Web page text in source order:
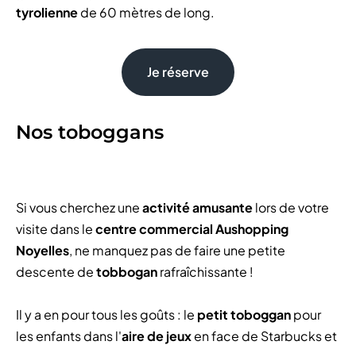
tyroliennede 60 mètres de long.
Je réserve
Nos toboggans
Si vous cherchez uneactivité amusantelors de votre
visite dans lecentre commercial Aushopping
Noyelles, ne manquez pas de faire une petite
descente detobboganrafraîchissante !
Il y a en pour tous les goûts : le petit tobogganpour
les enfants dans l'aire de jeuxen face de Starbucks et